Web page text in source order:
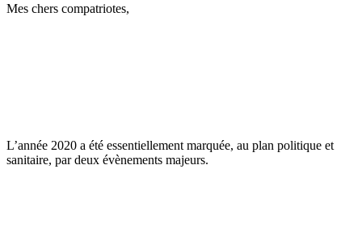
Mes chers compatriotes,
L’année 2020 a été essentiellement marquée, au plan politique et
sanitaire, par deux évènements majeurs.